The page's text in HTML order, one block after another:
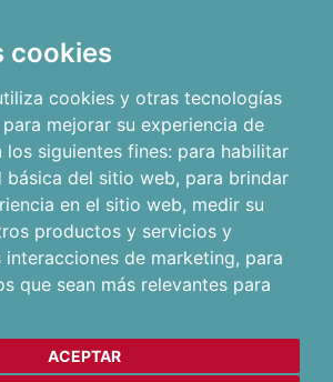
cookies
cookies y otras tecnologías
mejorar su experiencia de
los siguientes fines: para habilitar
básica del sitio web, para brindar
en el sitio web, medir su
productos y servicios y
interacciones de marketing, para
que sean más relevantes para
ACEPTAR